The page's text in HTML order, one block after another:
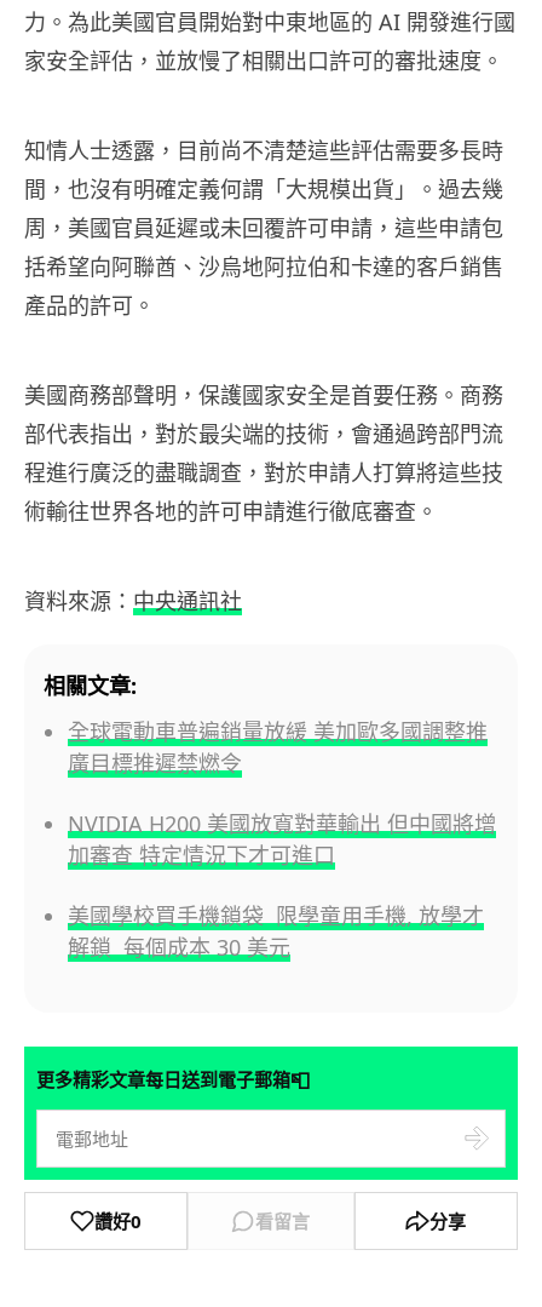
力。為此美國官員開始對中東地區的 AI 開發進行國
家安全評估，並放慢了相關出口許可的審批速度。
知情人士透露，目前尚不清楚這些評估需要多長時
間，也沒有明確定義何謂「大規模出貨」。過去幾
周，美國官員延遲或未回覆許可申請，這些申請包
括希望向阿聯酋、沙烏地阿拉伯和卡達的客戶銷售
產品的許可。
美國商務部聲明，保護國家安全是首要任務。商務
部代表指出，對於最尖端的技術，會通過跨部門流
程進行廣泛的盡職調查，對於申請人打算將這些技
術輸往世界各地的許可申請進行徹底審查。
資料來源： 中央通訊社
相關文章:
全球電動車普遍銷量放緩 美加歐多國調整推
廣目標推遲禁燃令
NVIDIA H200 美國放寬對華輸出 但中國將增
加審查 特定情況下才可進口
美國學校買手機鎖袋 限學童用手機, 放學才
解鎖 每個成本 30 美元
更多精彩文章每日送到電子郵箱📮
讚好0 看留言 分享